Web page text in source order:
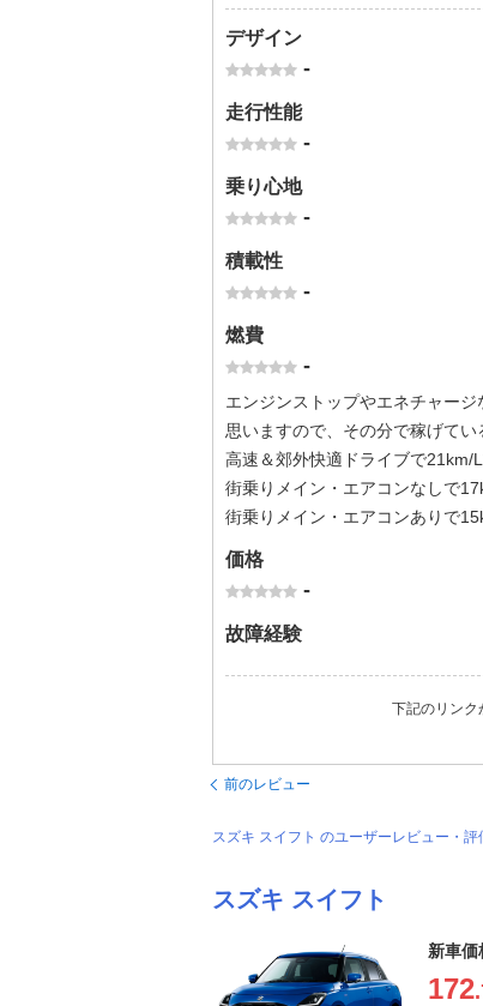
デザイン
-
走行性能
-
乗り心地
-
積載性
-
燃費
-
エンジンストップやエネチャー
思いますので、その分で稼げてい
高速＆郊外快適ドライブで21km/
街乗りメイン・エアコンなしで
街乗りメイン・エアコンありで
価格
-
故障経験
下記のリンク
前のレビュー
スズキ スイフト のユーザーレビュー・
スズキ スイフト
新車価
172